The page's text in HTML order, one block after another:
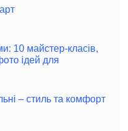
10 майстер-класів,
ідей для
– стиль та комфорт